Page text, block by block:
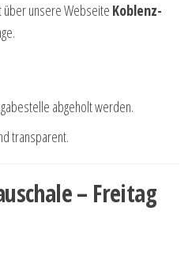
über unsere Webseite Koblenz-
abgeholt werden.
transparent.
– Freitag